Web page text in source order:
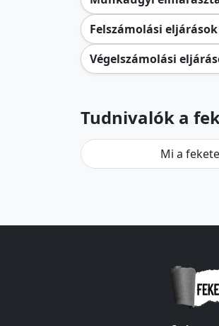
Felszámolási eljárások
Végelszámolási
Tudnivalók a
Mi a